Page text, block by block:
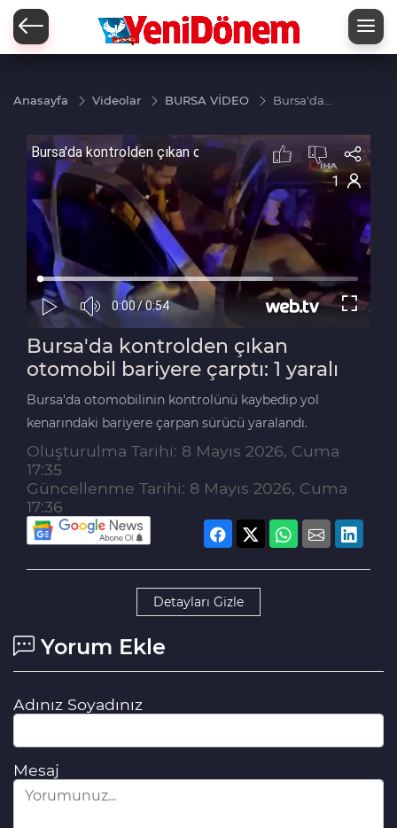
Anasayfa Videolar BURSA VİDEO
Bursa'da
otomobil
bariyere
çarptı: 1
yaralı
Bursa'da kontrolden çıkan
otomobil bariyere çarptı: 1 yaralı
Bursa'da otomobilinin kontrolünü kaybedip yol
kenarındaki bariyere çarpan sürücü yaralandı.
Oluşturulma Tarihi: 8 Mayıs 2026, Cuma
17:35
Güncellenme Tarihi: 8 Mayıs 2026, Cuma
17:36
Detayları Gizle
Yorum Ekle
Adınız Soyadınız
Mesaj